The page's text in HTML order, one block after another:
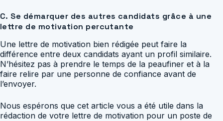
C. Se démarquer des autres candidats grâce à une
lettre de motivation percutante
Une lettre de motivation bien rédigée peut faire la
différence entre deux candidats ayant un profil similaire.
N’hésitez pas à prendre le temps de la peaufiner et à la
faire relire par une personne de confiance avant de
l’envoyer.
Nous espérons que cet article vous a été utile dans la
rédaction de votre lettre de motivation pour un poste de